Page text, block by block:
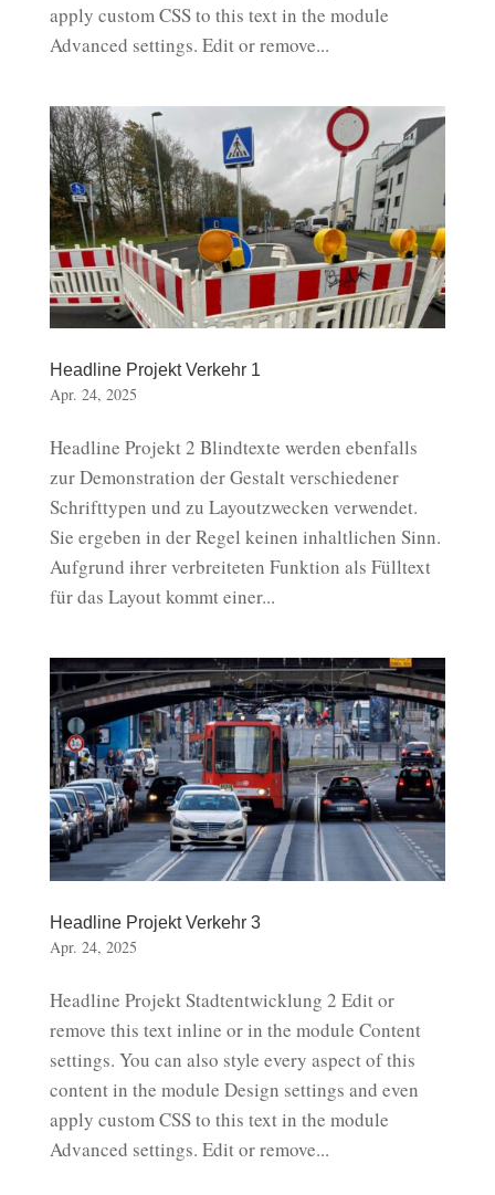
apply custom CSS to this text in the module
Advanced settings. Edit or remove...
Headline Projekt Verkehr 1
Apr. 24, 2025
Headline Projekt 2 Blindtexte werden ebenfalls
zur Demonstration der Gestalt verschiedener
Schrifttypen und zu Layoutzwecken verwendet.
Sie ergeben in der Regel keinen inhaltlichen Sinn.
Aufgrund ihrer verbreiteten Funktion als Fülltext
für das Layout kommt einer...
Headline Projekt Verkehr 3
Apr. 24, 2025
Headline Projekt Stadtentwicklung 2 Edit or
remove this text inline or in the module Content
settings. You can also style every aspect of this
content in the module Design settings and even
apply custom CSS to this text in the module
Advanced settings. Edit or remove...